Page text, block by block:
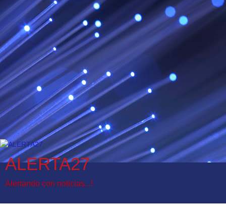
ALERTA27
Alertando con noticias...!